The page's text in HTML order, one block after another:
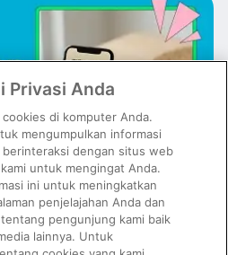
yang Lebih Cocok untuk Investasi?
Privasi Anda
di komputer Anda.
mengumpulkan informasi
dengan situs web
untuk mengingat Anda.
ini untuk meningkatkan
penjelajahan Anda dan
pengunjung kami baik
lainnya. Untuk